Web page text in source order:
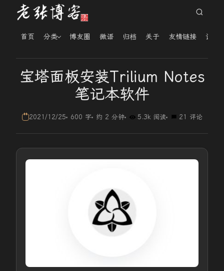
首页 分类 博友圈 微语 归档 关于 友情链接 读者
宝塔面板安装Trilium Notes
笔记本软件
2021/12/25 600 字 约 2 分钟 5.3k 阅读 21 评论